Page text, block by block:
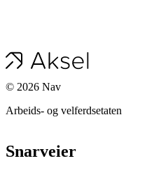
© 2026 Nav
Arbeids- og velferdsetaten
Snarveier